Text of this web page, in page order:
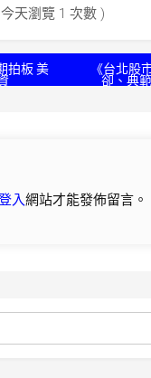
天瀏覽 1 次數 )
拍板 美
《台北股
卻、典
入網站才能發佈留言。